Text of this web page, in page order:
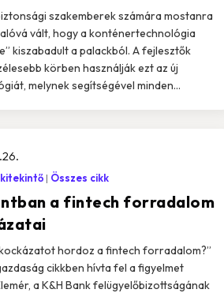
szakemberek számára mostanra
vált, hogy a konténertechnológia
kiszabadult a palackból. A fejlesztők
körben használják ezt az új
melynek segítségével minden...
a fintech forradalom
Összes cikk
hordoz a fintech forradalom?”
cikkben hívta fel a figyelmet
a K&H Bank felügyelőbizottságának